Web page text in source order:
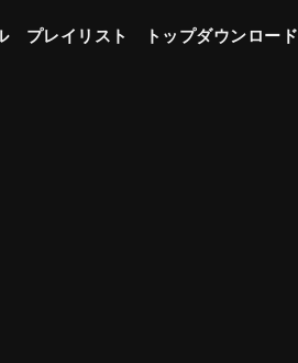
プレイリスト トップダウンロード